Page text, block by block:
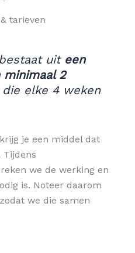
tarieven
uit een
2
die elke 4 weken
je een middel dat
Tijdens
we de werking en
is. Noteer daarom
we die samen